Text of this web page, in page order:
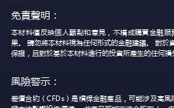
免責聲明：
本材料僅反映個人觀點和意見，不構成購買金融
果。 請勿將本材料視為任何形式的金融建議。 對於
保證，且對於基於本材料進行的投資所產生的任何損
風險警示：
差價合約（CFDs）是槓桿金融產品，可能涉及高